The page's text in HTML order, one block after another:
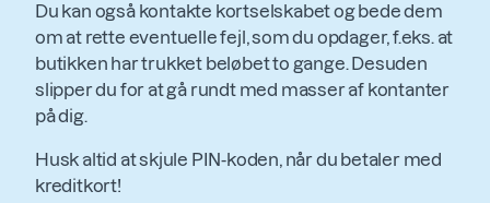
Du kan også kontakte kortselskabet og bede dem
om at rette eventuelle fejl, som du opdager, f.eks. at
butikken har trukket beløbet to gange. Desuden
slipper du for at gå rundt med masser af kontanter
på dig.
Husk altid at skjule PIN-koden, når du betaler med
kreditkort!